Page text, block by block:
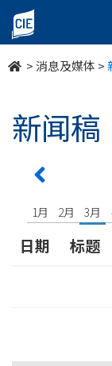
undefined
>消息及媒体 >
新闻稿
1月 2月 3月
日期
标题